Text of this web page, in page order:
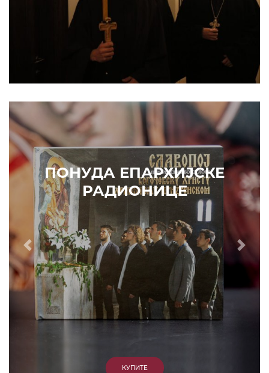
ПОНУДА ЕПАРХИЈСКЕ
РАДИОНИЦЕ
КУПИТЕ
Prethodni